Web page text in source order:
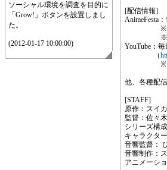
ソーシャル環境を調査を目的に
「Grow!」ボタンを設置しまし
た。
(2012-01-17 10:00:00)
[配信情報]
AnimeFesta
※オン
※大人向
YouTube：
（
※オン
他、各種配
[STAFF]
原作：スイカ
監督：佐々
シリーズ構
キャラクタ
音響監督：
音響制作：
アニメーシ